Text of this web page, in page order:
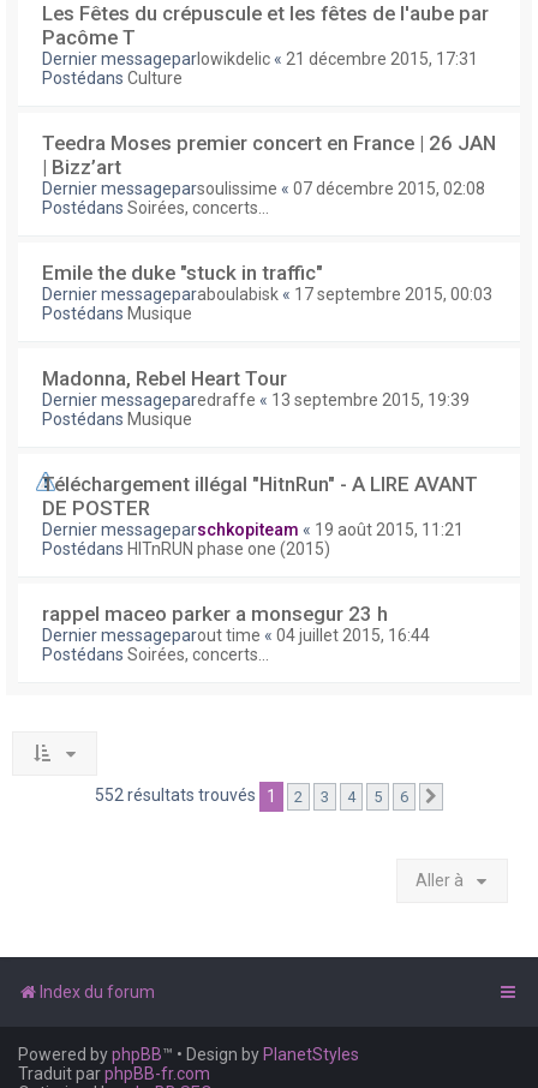
Les Fêtes du crépuscule et les fêtes de l'aube par
Pacôme T
Dernier messageparlowikdelic « 21 décembre 2015, 17:31
Postédans Culture
Teedra Moses premier concert en France | 26 JAN
| Bizz’art
Dernier messageparsoulissime « 07 décembre 2015, 02:08
Postédans Soirées, concerts...
Emile the duke "stuck in traffic"
Dernier messageparaboulabisk « 17 septembre 2015, 00:03
Postédans Musique
Madonna, Rebel Heart Tour
Dernier messageparedraffe « 13 septembre 2015, 19:39
Postédans Musique
Téléchargement illégal "HitnRun" - A LIRE AVANT
DE POSTER
Dernier messageparschkopiteam « 19 août 2015, 11:21
Postédans HITnRUN phase one (2015)
rappel maceo parker a monsegur 23 h
Dernier messageparout time « 04 juillet 2015, 16:44
Postédans Soirées, concerts...
552 résultats trouvés 1 2 3 4 5 6
Aller à
Index du forum
Powered byphpBB™ • Design by PlanetStyles
Traduit parphpBB-fr.com